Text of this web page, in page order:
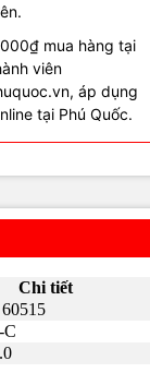
mua hàng tại
viên
áp dụng
tại Phú Quốc.
Chi tiết
C